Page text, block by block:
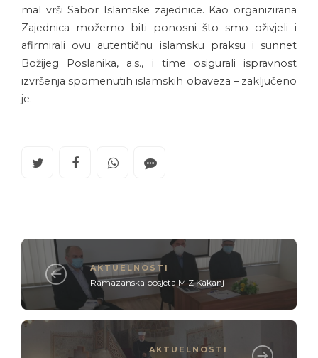
mal vrši Sabor Islamske zajednice. Kao organizirana
Zajednica možemo biti ponosni što smo oživjeli i
afirmirali ovu autentičnu islamsku praksu i sunnet
Božijeg Poslanika, a.s., i time osigurali ispravnost
izvršenja spomenutih islamskih obaveza – zaključeno
je.
AKTUELNOSTI
Ramazanska posjeta MIZ Kakanj
AKTUELNOSTI